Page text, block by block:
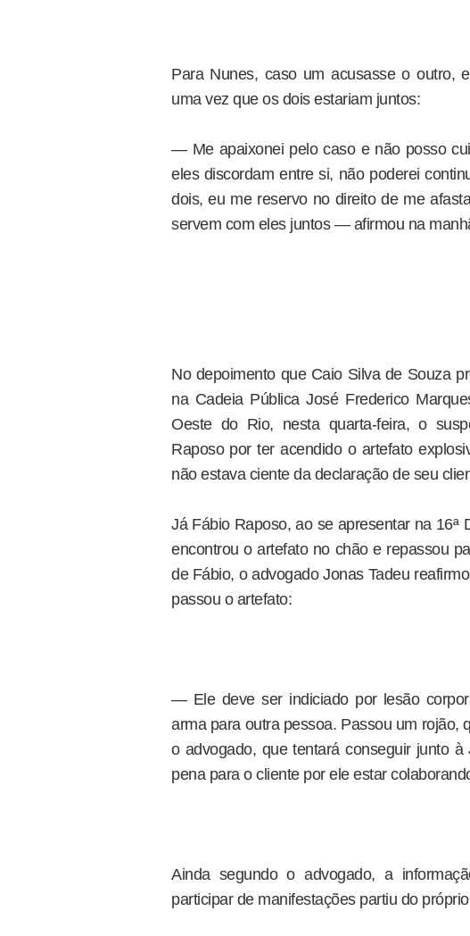
Para Nunes, caso um acusasse o outro,
uma vez que os dois estariam juntos:
— Me apaixonei pelo caso e não posso
eles discordam entre si, não poderei
dois, eu me reservo no direito de me
servem com eles juntos — afirmou na
No depoimento que Caio Silva de Souza
na Cadeia Pública José Frederico
Oeste do Rio, nesta quarta-feira, o
Raposo por ter acendido o artefato
não estava ciente da declaração de seu
Já Fábio Raposo, ao se apresentar na 16ª
encontrou o artefato no chão e repassou
de Fábio, o advogado Jonas Tadeu
passou o artefato:
— Ele deve ser indiciado por lesão
arma para outra pessoa. Passou um
o advogado, que tentará conseguir junto
pena para o cliente por ele estar
Ainda segundo o advogado, a
participar de manifestações partiu do